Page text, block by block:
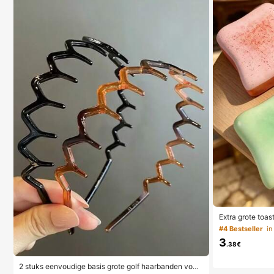
2 stuks eenvoudige basis grote golf haarbanden voor
Extra grote
er toast
r in roze, geel,
speelgoed --
adeaus,
#4 Bestseller
3.38€